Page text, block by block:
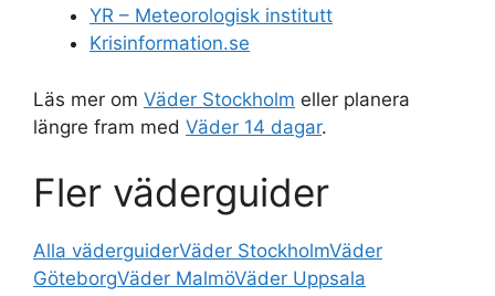
YR – Meteorologisk institutt
Krisinformation.se
Läs mer om Väder Stockholm eller planera
längre fram med Väder 14 dagar.
Fler väderguider
Alla väderguiderVäder StockholmVäder
GöteborgVäder MalmöVäder Uppsala